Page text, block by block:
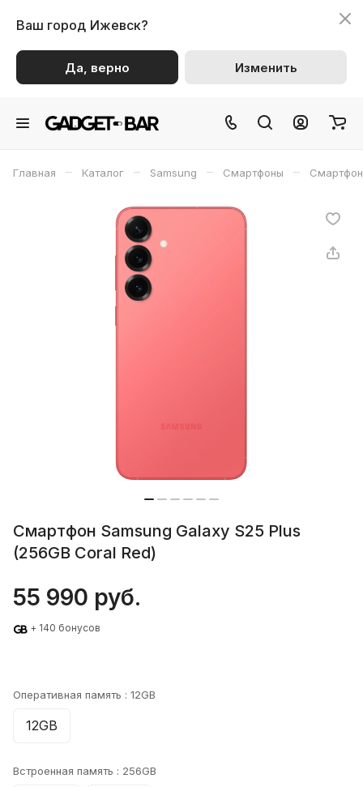
Ваш город Ижевск?
Да, верно Изменить
Главная – Каталог – Samsung – Смартфоны –
Смартфон Samsung Galaxy S25 Plus
(256GB Coral Red)
55 990 руб.
+ 140 бонусов
Оперативная память : 12GB
12GB
Встроенная память : 256GB